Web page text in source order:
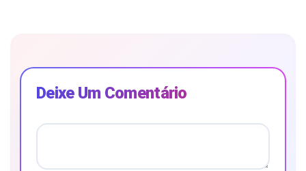
Deixe Um Comentário